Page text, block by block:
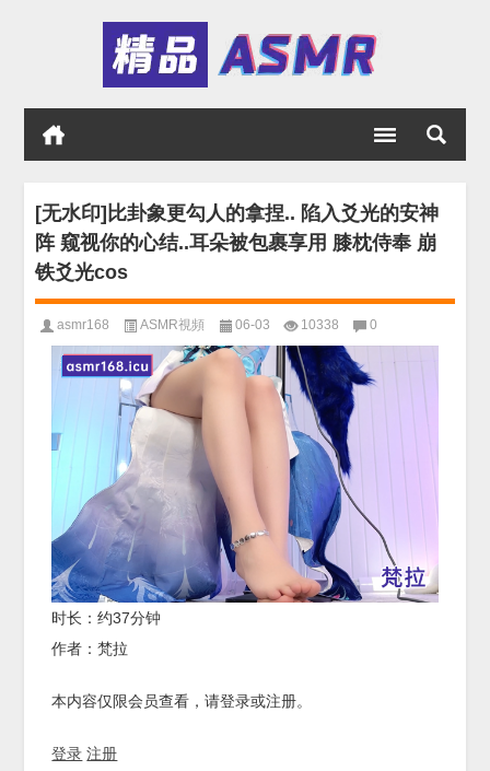
[无水印]比卦象更勾人的拿捏.. 陷入爻光的安神
阵 窥视你的心结..耳朵被包裹享用 膝枕侍奉 崩
铁爻光cos
asmr168 ASMR視頻 06-03 10338 0
时长：约37分钟
作者：梵拉
本内容仅限会员查看，请登录或注册。
登录 注册